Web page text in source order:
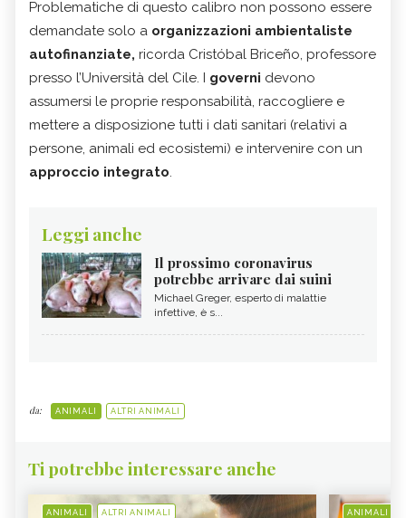
Problematiche di questo calibro non possono essere
demandate solo a organizzazioni ambientaliste
autofinanziate, ricorda Cristóbal Briceño, professore
presso l’Università del Cile. I governi devono
assumersi le proprie responsabilità, raccogliere e
mettere a disposizione tutti i dati sanitari (relativi a
persone, animali ed ecosistemi) e intervenire con un
approccio integrato.
Leggi anche
Il prossimo coronavirus
potrebbe arrivare dai suini
Michael Greger, esperto di malattie
infettive, è s...
da: ANIMALI ALTRI ANIMALI
Ti potrebbe interessare anche
ANIMALI ALTRI ANIMALI ANIMALI